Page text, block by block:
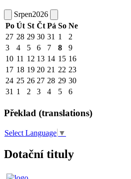
Srpen2026
Po Út St Čt Pá So Ne
27 28 29 30 31 1
2
3
4 5 6 7 8
9
10 11 12 13 14 15 16
17 18 19 20 21 22 23
24 25 26 27 28 29 30
31 1 2 3 4 5 6
Překlad (translations)
Select Language ▼
Dotační tituly